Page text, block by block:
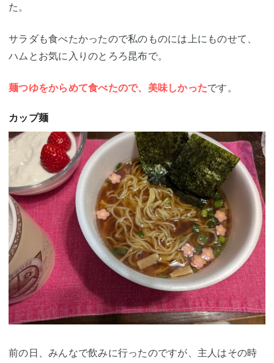
た。
サラダも食べたかったので私のものには上にものせて、
ハムとお気に入りのとろろ昆布で。
麺つゆをからめて食べたので、美味しかったです。
カップ麺
前の日、みんなで飲みに行ったのですが、主人はその時